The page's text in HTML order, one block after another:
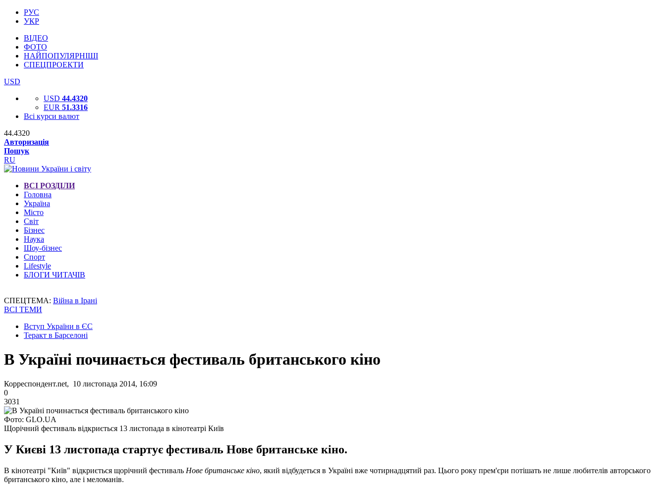
РУС
УКР
ВІДЕО
ФОТО
НАЙПОПУЛЯРНІШІ
СПЕЦПРОЕКТИ
USD
USD 44.4320
EUR 51.3316
Всі курси валют
44.4320
Авторизація
Пошук
RU
ВСІ РОЗДІЛИ
Головна
Україна
Місто
Світ
Бізнес
Наука
Шоу-бізнес
Спорт
Lifestyle
БЛОГИ ЧИТАЧІВ
СПЕЦТЕМА: Війна в Ірані
ВСІ ТЕМИ
Вступ України в ЄС
Теракт в Барселоні
В Україні починається фестиваль британського кіно
Корреспондент.net, 10 листопада 2014, 16:09
0
3031
Фото: GLO.UA
Щорічний фестиваль відкриється 13 листопада в кінотеатрі Київ
У Києві 13 листопада стартує фестиваль Нове британське кіно.
В кінотеатрі "Київ" відкриється щорічний фестиваль Нове британське кіно, який відбудеться в Україні вже чотирнадцятий раз. Цього року прем'єри потішать не лише любителів авторського
британського кіно, але і меломанів.